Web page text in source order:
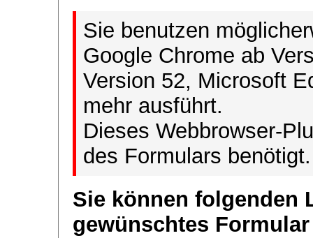
Sie benutzen
Google Chrome ab
Version 52, Microsoft
mehr ausführt.
Dieses Webbrowser-
des Formulars benötigt.
Sie können folgenden
gewünschtes